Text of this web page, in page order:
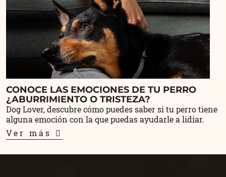
CONOCE LAS EMOCIONES DE TU PERRO
¿ABURRIMIENTO O TRISTEZA?
Dog Lover, descubre cómo puedes saber si tu perro tiene
alguna emoción con la que puedas ayudarle a lidiar.
Ver más